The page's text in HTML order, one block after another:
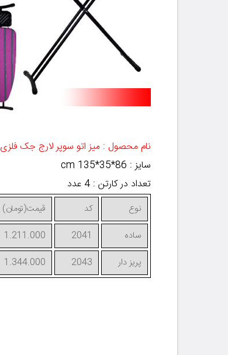
نام محصول : میز اتو سوپر لارج جک فلزی
سایز : 86*35*135
cm
تعداد در کارتن : 4 عدد
نوع کد
قیمت(تومان)
ساده
2041
1.211.000
پریز دار
2043
1.344.000